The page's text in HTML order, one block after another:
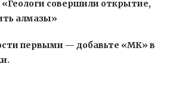
совершили открытие,
алмазы»
первыми — добавьте «МК» в